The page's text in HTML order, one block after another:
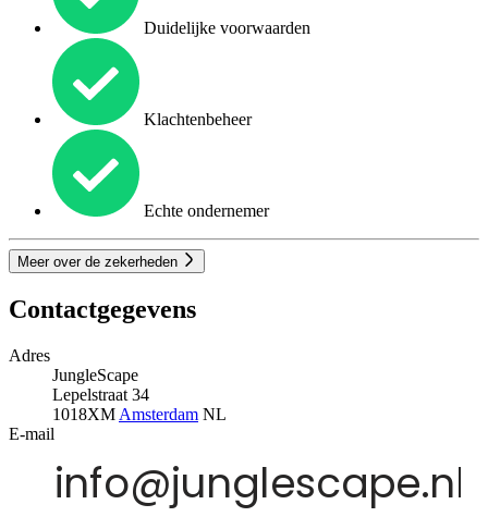
Duidelijke voorwaarden
Klachtenbeheer
Echte ondernemer
Meer over de zekerheden
Contactgegevens
Adres
JungleScape
Lepelstraat 34
1018XM Amsterdam NL
E-mail